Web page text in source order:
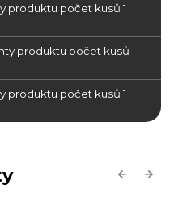
produktu počet kusů 1
produktu počet kusů 1
produktu počet kusů 1
Previous
Next